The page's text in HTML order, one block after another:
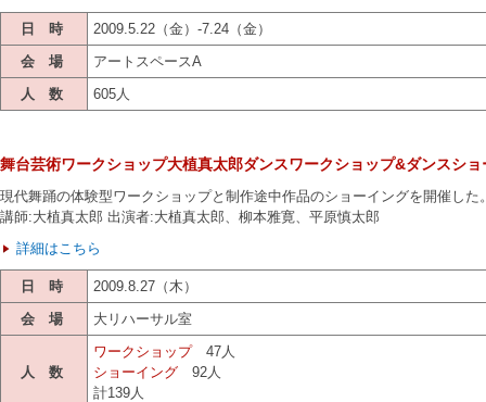
日 時
2009.5.22（金）-7.24（金）
会 場
アートスペースA
人 数
605人
舞台芸術ワークショップ大植真太郎ダンスワークショップ&ダンスショ
現代舞踊の体験型ワークショップと制作途中作品のショーイングを開催した
講師:大植真太郎 出演者:大植真太郎、柳本雅寛、平原慎太郎
詳細はこちら
日 時
2009.8.27（木）
会 場
大リハーサル室
人 数
ワークショップ47人
ショーイング 92人
計139人